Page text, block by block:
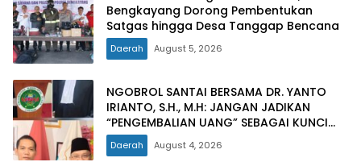
Bengkayang Dorong Pembentukan
Satgas hingga Desa Tanggap Bencana
Daerah August 5, 2026
NGOBROL SANTAI BERSAMA DR. YANTO
IRIANTO, S.H., M.H: JANGAN JADIKAN
“PENGEMBALIAN UANG” SEBAGAI KUNCI
PINTU KELUAR DARI JERATAN HUKUM
PIDANA KORUPSI
Daerah August 4, 2026